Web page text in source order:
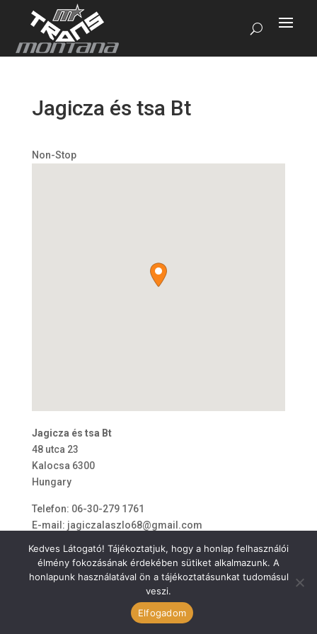
Jagicza és tsa Bt
Non-Stop
Jagicza és tsa Bt
48 utca 23
Kalocsa 6300
Hungary
Telefon: 06-30-279 1761
E-mail: jagiczalaszlo68@gmail.com
ÁSZF
Kedves Látogató! Tájékoztatjuk, hogy a honlap felhasználói
élmény fokozásának érdekében sütiket alkalmazunk. A
honlapunk használatával ön a tájékoztatásunkat tudomásul
veszi.
Elfogadom